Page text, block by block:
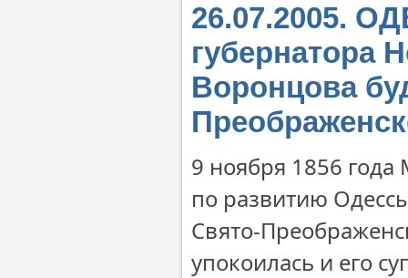
26.07.2005.
губернатора
Воронцова
9 ноября 1856
по развитию
Свято-
упокоилась и его